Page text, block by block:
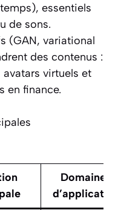
essentiels
de sons.
(GAN, variational
des contenus :
virtuels et
en finance.
Domaines